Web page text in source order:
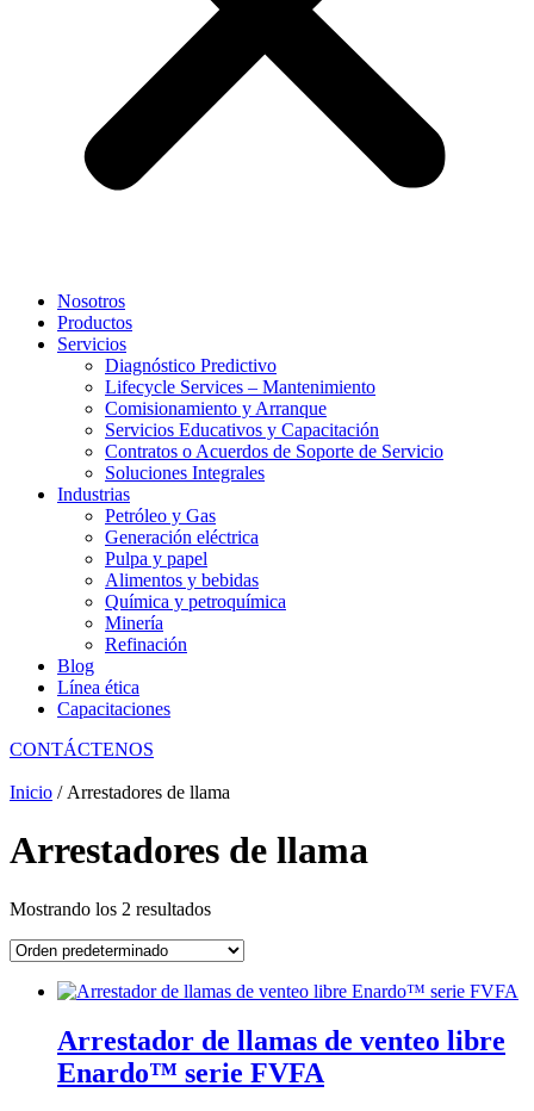
Nosotros
Productos
Servicios
Diagnóstico Predictivo
Lifecycle Services – Mantenimiento
Comisionamiento y Arranque
Servicios Educativos y Capacitación
Contratos o Acuerdos de Soporte de Servicio
Soluciones Integrales
Industrias
Petróleo y Gas
Generación eléctrica
Pulpa y papel
Alimentos y bebidas
Química y petroquímica
Minería
Refinación
Blog
Línea ética
Capacitaciones
CONTÁCTENOS
Inicio / Arrestadores de llama
Arrestadores de llama
Mostrando los 2 resultados
Arrestador de llamas de venteo libre
Enardo™ serie FVFA